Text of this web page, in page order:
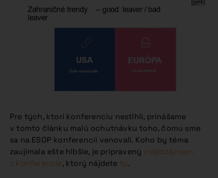
Pre tých, ktorí konferenciu nestihli, prinášame
v tomto článku malú ochutnávku toho, čomu sme
sa na ESOP konferencii venovali. Koho by téma
zaujímala ešte hlbšie, je pripravený videozáznam
z konferencie, ktorý nájdete tu.